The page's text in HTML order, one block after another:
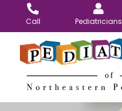
content
Call Pediatricians